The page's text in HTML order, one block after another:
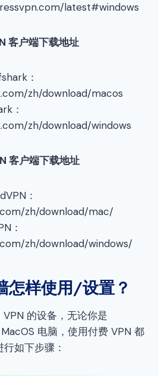
latest#windows
客户端下载地址
：
zh/download/macos
：
zh/download/windows
客户端下载地址
：
zh/download/mac/
：
zh/download/windows/
怎样使用/设置？
的设备，无论你是
电脑，使用付费 VPN 都
如下步骤：